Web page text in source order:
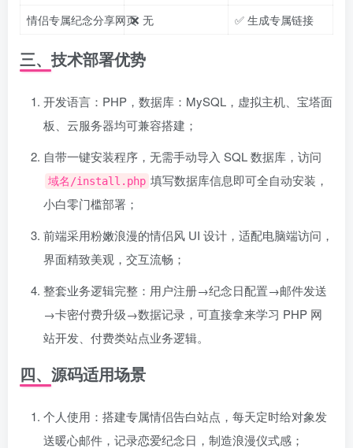
情侣专属纪念分享网页❌ 无 ✅ 生成专属链接
三、技术部署优势
开发语言：PHP，数据库：MySQL，虚拟主机、宝塔面
板、云服务器均可兼容搭建；
自带一键安装程序，无需手动导入 SQL 数据库，访问
域名/install.php 填写数据库信息即可全自动安装，
小白零门槛部署；
前端采用粉嫩浪漫的情侣风 UI 设计，适配电脑端访问，
界面精致美观，交互流畅；
整套业务逻辑完整：用户注册→纪念日配置→邮件发送
→卡密付费升级→数据记录，可直接拿来学习 PHP 网
站开发、付费类站点业务逻辑。
四、源码适用场景
个人使用：搭建专属情侣告白站点，每天定时给对象发
送暖心邮件，记录恋爱纪念日，制造浪漫仪式感；